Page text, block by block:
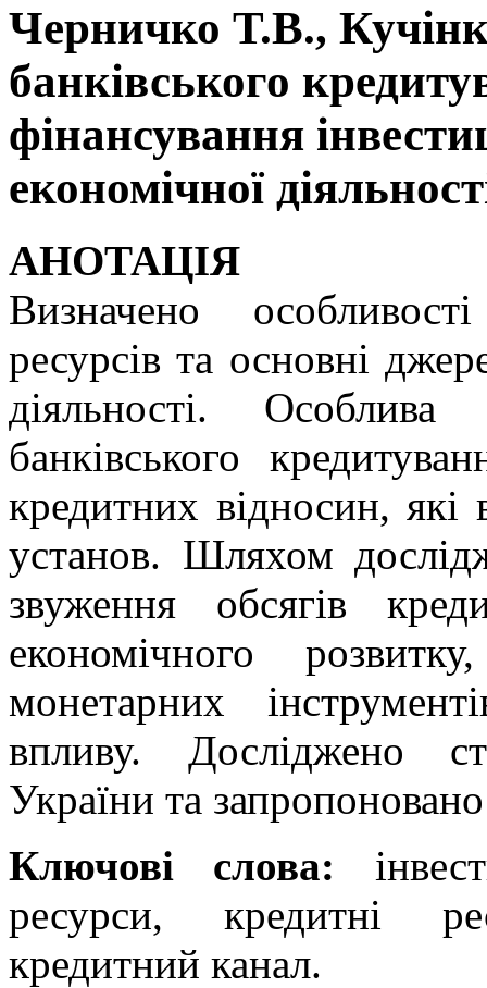
Черничко Т.В.,
банківського
фінансування
економічної
АНОТАЦІЯ
Визначено
ресурсів та основні
діяльності.
банківського
кредитних відносин, які
установ. Шляхом
звуження обсягів
економічного
монетарних
впливу. Досліджено
України та запропоновано
Ключові слова:
ресурси, кредитні
кредитний канал.